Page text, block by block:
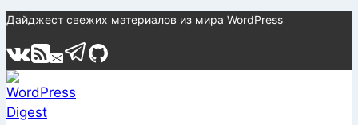
Перейти
содержимому
Дайджест свежих материалов из мира WordPress